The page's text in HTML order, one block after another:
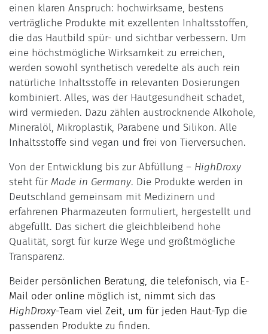
einen klaren Anspruch: hochwirksame, bestens
verträgliche Produkte mit exzellenten Inhaltsstoffen,
die das Hautbild spür- und sichtbar verbessern. Um
eine höchstmögliche Wirksamkeit zu erreichen,
werden sowohl synthetisch veredelte als auch rein
natürliche Inhaltsstoffe in relevanten Dosierungen
kombiniert. Alles, was der Hautgesundheit schadet,
wird vermieden. Dazu zählen austrocknende Alkohole,
Mineralöl, Mikroplastik, Parabene und Silikon. Alle
Inhaltsstoffe sind vegan und frei von Tierversuchen.
Von der Entwicklung bis zur Abfüllung – HighDroxy
steht für Made in Germany. Die Produkte werden in
Deutschland gemeinsam mit Medizinern und
erfahrenen Pharmazeuten formuliert, hergestellt und
abgefüllt. Das sichert die gleichbleibend hohe
Qualität, sorgt für kurze Wege und größtmögliche
Transparenz.
Beider persönlichen Beratung, die telefonisch, via E-
Mail oder online möglich ist, nimmt sich das
HighDroxy-Team viel Zeit, um für jeden Haut-Typ die
passenden Produkte zu finden.